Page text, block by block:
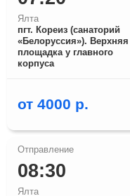
Ялта
пгт. Кореиз (санаторий
«Белоруссия»). Верхняя
площадка у главного
корпуса
от 4000 р.
08:30
Ялта